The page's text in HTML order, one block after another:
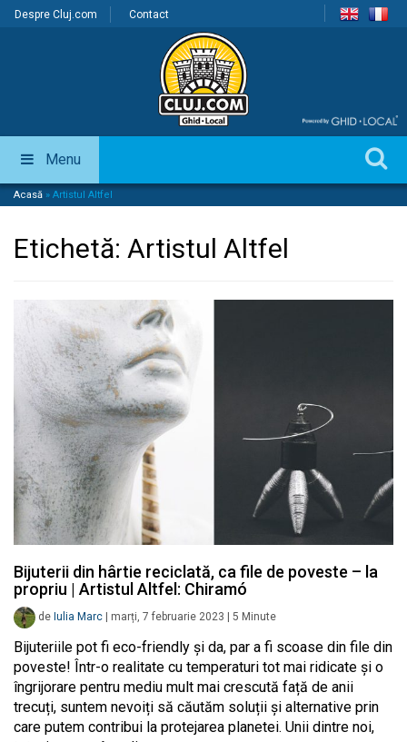
Despre Cluj.com Contact
Menu
Acasă » Artistul Altfel
Etichetă: Artistul Altfel
Bijuterii din hârtie reciclată, ca file de poveste – la
propriu | Artistul Altfel: Chiramó
de Iulia Marc marți, 7 februarie 2023 5 Minute
Bijuteriile pot fi eco-friendly și da, par a fi scoase din file din
poveste! Într-o realitate cu temperaturi tot mai ridicate și o
îngrijorare pentru mediu mult mai crescută față de anii
trecuți, suntem nevoiți să căutăm soluții și alternative prin
care putem contribui la protejarea planetei. Unii dintre noi,